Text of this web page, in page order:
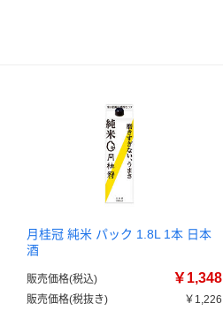
月桂冠 純米 パック 1.8L 1本 日本
酒
販売価格(税込) ￥1,348
販売価格(税抜き)
￥1,226